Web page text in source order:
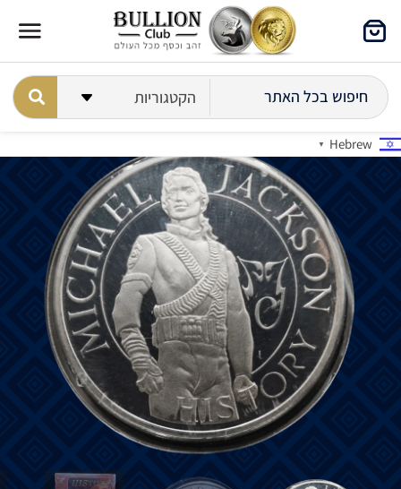
Hebrew
▼